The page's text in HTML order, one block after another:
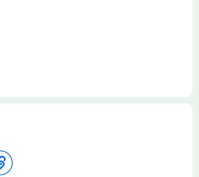
外国人民移民犯罪とその病原[後編] 坂
KAZUYA沖縄の極左暴力団事情2 カミ
た走る翁長知事と自制心を失った反基
年東京オリンピック 渡邊陽子 仙台パ
カデミズムと赤デミズム アクティヴ